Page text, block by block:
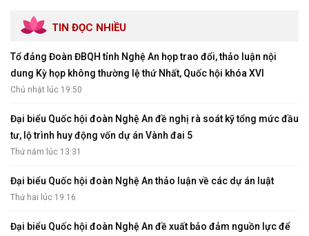
TIN ĐỌC NHIỀU
Tổ đảng Đoàn ĐBQH tỉnh Nghệ An họp trao đổi, thảo luận nội
dung Kỳ họp không thường lệ thứ Nhất, Quốc hội khóa XVI
Chủ nhật lúc 19:50
Đại biểu Quốc hội đoàn Nghệ An đề nghị rà soát kỹ tổng mức đầu
tư, lộ trình huy động vốn dự án Vành đai 5
Thứ năm lúc 13:31
Đại biểu Quốc hội đoàn Nghệ An thảo luận về các dự án luật
Thứ hai lúc 19:16
Đại biểu Quốc hội đoàn Nghệ An đề xuất bảo đảm nguồn lực để